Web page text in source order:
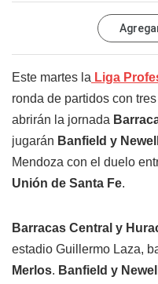
Este martes la Liga
ronda de partidos con
abrirán la jornada
jugarán Banfield y
Mendoza con el duelo
Unión de Santa Fe.
Barracas Central y
estadio Guillermo Laza,
Merlos. Banfield y